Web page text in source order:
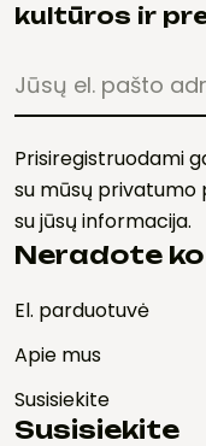
kultūros ir
Prisiregistruodami
su mūsų privatumo
su jūsų informacija.
Neradote
El. parduotuvė
Apie mus
Susisiekite
Susisiekite